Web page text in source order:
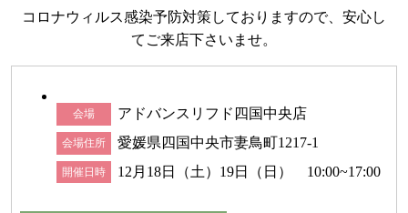
コロナウィルス感染予防対策しておりますので、安心し
てご来店下さいませ。
会場 アドバンスリフド四国中央店
会場住所 愛媛県四国中央市妻鳥町1217-1
開催日時 12月18日（土）19日（日） 10:00~17:00